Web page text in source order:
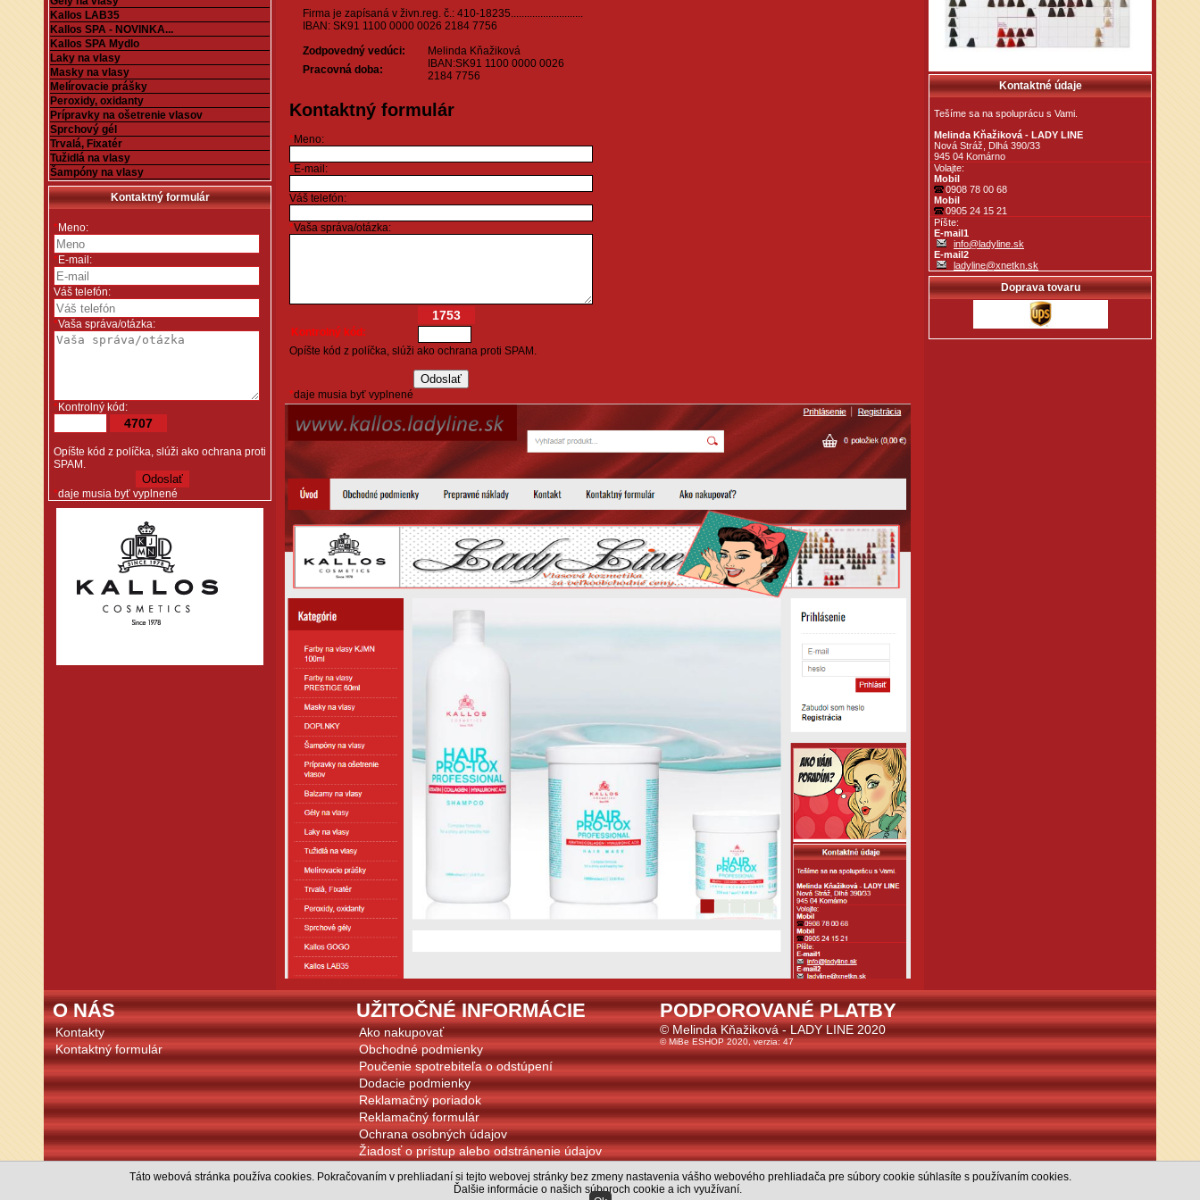
Kallos LAB35
Kallos SPA - NOVINKA...
Kallos SPA Mydlo
Laky na vlasy
Masky na vlasy
Melírovacie prášky
Peroxidy, oxidanty
Prípravky na ošetrenie vlasov
Sprchový gél
Trvalá, Fixatér
Tužidlá na vlasy
Šampóny na vlasy
Kontaktný formulár
*Meno:
*E-mail:
Váš telefón:
*Vaša správa/otázka:
*Kontrolný kód:
4707
Opíšte kód z políčka, slúži ako ochrana proti
SPAM.
*daje musia byť vyplnené
Firma je zapísaná v živn.reg. č.: 410-18235...........................
IBAN: SK91 1100 0000 0026 2184 7756
Zodpovedný vedúci:
Melinda Kňažiková
Pracovná doba:
IBAN:SK91 1100 0000 0026
2184 7756
Kontaktný formulár
* Meno:
* E-mail:
Váš telefón:
*Vaša správa/otázka:
1753
Kontrolný kód:
Opíšte kód z políčka, slúži ako ochrana proti SPAM.
*daje musia byť vyplnené
Kontaktné údaje
Tešíme sa na spoluprácu s Vami.
Melinda Kňažiková - LADY LINE
Nová Stráž, Dlhá 390/33
945 04 Komárno
Volajte:
Mobil
0908 78 00 68
Mobil
0905 24 15 21
Píšte:
E-mail1
info@ladyline.sk
E-mail2
ladyline@xnetkn.sk
Doprava tovaru
O NÁS
Kontakty
Kontaktný formulár
UŽITOČNÉ INFORMÁCIE
Ako nakupovať
Obchodné podmienky
Poučenie spotrebiteľa o odstúpení
Dodacie podmienky
Reklamačný poriadok
Reklamačný formulár
Ochrana osobných údajov
Žiadosť o prístup alebo odstránenie údajov
Súhlas s prihlásením k odberu noviniek
PODPOROVANÉ PLATBY
© Melinda Kňažiková - LADY LINE 2020
© MiBe ESHOP 2020, verzia: 47
Táto webová stránka používa cookies. Pokračovaním v prehliadaní si tejto webovej stránky bez zmeny nastavenia vášho webového prehliadača pre súbory cookie súhlasíte s používaním cookies.
Ďalšie informácie o našich súboroch cookie a ich využívaní.